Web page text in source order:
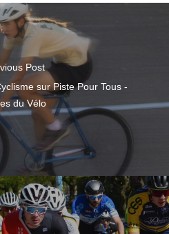
Post
sur Piste Pour Tous -
du Vélo